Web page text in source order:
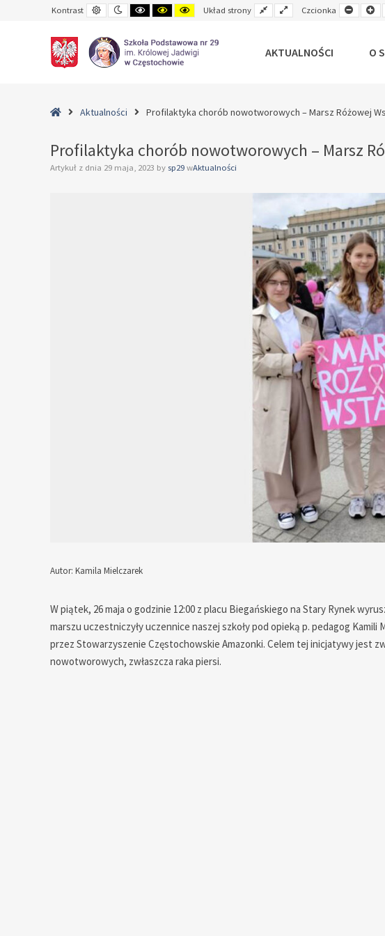
Kontrast
Default
contrast
Night
contrast
Black
and
Black
and
Yellow
and
Układ strony
Fixed
layout
Wide
layout
Czcionka
Smaller
Font
AKTUALNOŚCI O
HomeAktualności Profilaktyka chorób nowotworowych – Marsz Różowej
Profilaktyka chorób nowotworowych – Marsz
Artykuł z dnia 29 maja, 2023 by sp29 wAktualności
Autor: Kamila Mielczarek
W piątek, 26 maja o godzinie 12:00 z placu Biegańskiego na Stary Rynek
marszu uczestniczyły uczennice naszej szkoły pod opieką p. pedagog
przez Stowarzyszenie Częstochowskie Amazonki. Celem tej inicjatywy jest
nowotworowych, zwłaszcza raka piersi.